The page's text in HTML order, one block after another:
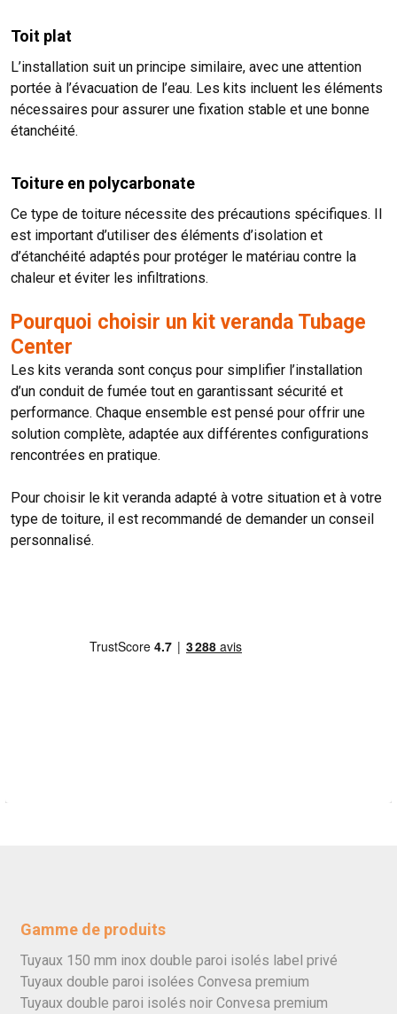
Toit plat
L’installation suit un principe similaire, avec une attention
portée à l’évacuation de l’eau. Les kits incluent les éléments
nécessaires pour assurer une fixation stable et une bonne
étanchéité.
Toiture en polycarbonate
Ce type de toiture nécessite des précautions spécifiques. Il
est important d’utiliser des éléments d’isolation et
d’étanchéité adaptés pour protéger le matériau contre la
chaleur et éviter les infiltrations.
Pourquoi choisir un kit veranda Tubage
Center
Les kits veranda sont conçus pour simplifier l’installation
d’un conduit de fumée tout en garantissant sécurité et
performance. Chaque ensemble est pensé pour offrir une
solution complète, adaptée aux différentes configurations
rencontrées en pratique.
Pour choisir le kit veranda adapté à votre situation et à votre
type de toiture, il est recommandé de demander un conseil
personnalisé.
Gamme de produits
Tuyaux 150 mm inox double paroi isolés label privé
Tuyaux double paroi isolées Convesa premium
Tuyaux double paroi isolés noir Convesa premium